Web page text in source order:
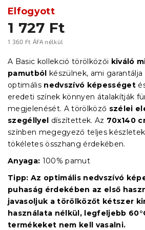
1 727 Ft
1 360 Ft ÁFA nélkül
Elfogyott
A Basic kollekció törölközői kiváló
pamutból készülnek, ami garantálja
optimális nedvszívó képességet
eredeti színek könnyen átalakítják
megjelenését. A törölköző szélei
szegéllyel díszítettek. Az 70x140
színben megegyező teljes
tökéletes összhang érdekében.
Anyaga: 100% pamut
Tipp: Az optimális nedvszívó
puhaság érdekében az első
javasoljuk a törölközőt kétszer
használata nélkül, legfeljebb
termékeket nem kell vasalni.